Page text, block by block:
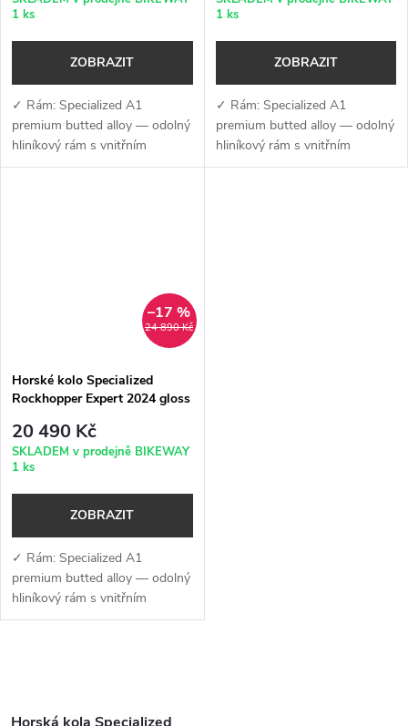
1 ks
ZOBRAZIT
✓ Rám: Specialized A1
premium butted alloy — odolný
hliníkový rám s vnitřním
vedením kabelů, úchyty na
1 ks
ZOBRAZIT
✓ Rám: Specialized A1
premium butted alloy — odolný
hliníkový rám s vnitřním
vedením kabelů, úchyty na
24 890 Kč
–17 %
Horské kolo Specialized
Rockhopper Expert 2024 gloss
green
20 490 Kč
SKLADEM v prodejně BIKEWAY
1 ks
ZOBRAZIT
✓ Rám: Specialized A1
premium butted alloy — odolný
hliníkový rám s vnitřním
vedením kabelů, úchyty na
v